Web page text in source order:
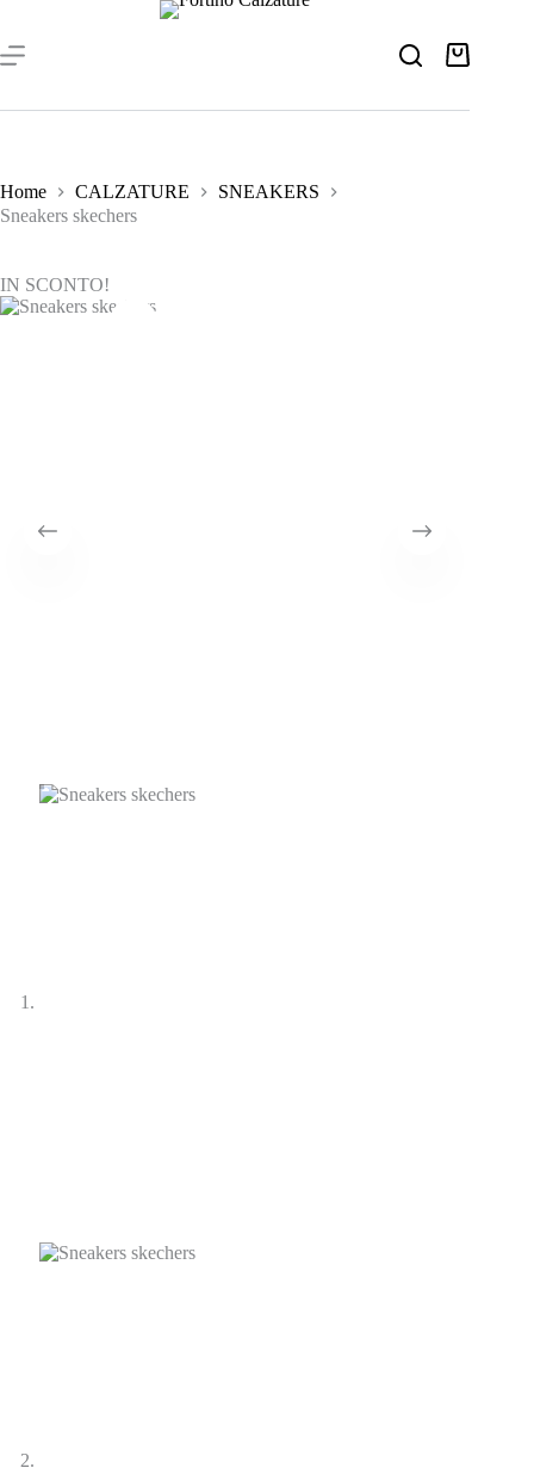
contenuto
Carrello
Home CALZATURE
SNEAKERS
Sneakers skechers
IN SCONTO!